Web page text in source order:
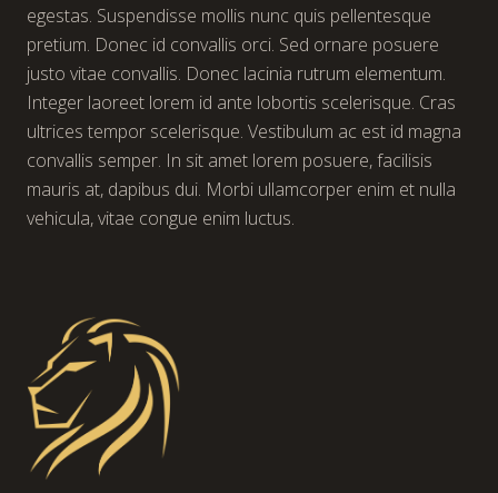
egestas. Suspendisse mollis nunc quis pellentesque
pretium. Donec id convallis orci. Sed ornare posuere
justo vitae convallis. Donec lacinia rutrum elementum.
Integer laoreet lorem id ante lobortis scelerisque. Cras
ultrices tempor scelerisque. Vestibulum ac est id magna
convallis semper. In sit amet lorem posuere, facilisis
mauris at, dapibus dui. Morbi ullamcorper enim et nulla
vehicula, vitae congue enim luctus.